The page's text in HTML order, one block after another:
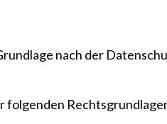
nach der
folgenden